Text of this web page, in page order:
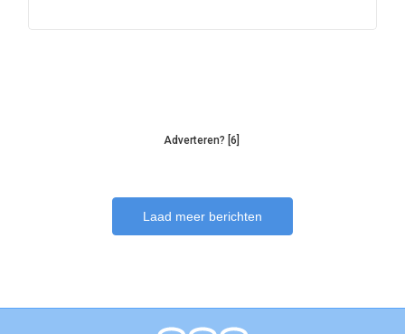
Adverteren? [6]
Laad meer berichten